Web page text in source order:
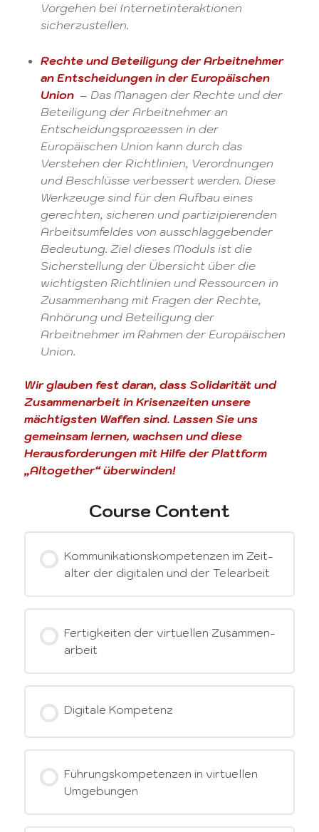
Vorgehen bei Internetinteraktionen
sicherzustellen.
Rechte und Beteiligung der Arbeitnehmer
an Entscheidungen in der Europäischen
Union – Das Managen der Rechte und der
Beteiligung der Arbeitnehmer an
Entscheidungsprozessen in der
Europäischen Union kann durch das
Verstehen der Richtlinien, Verordnungen
und Beschlüsse verbessert werden. Diese
Werkzeuge sind für den Aufbau eines
gerechten, sicheren und partizipierenden
Arbeitsumfeldes von ausschlaggebender
Bedeutung. Ziel dieses Moduls ist die
Sicherstellung der Übersicht über die
wichtigsten Richtlinien und Ressourcen in
Zusammenhang mit Fragen der Rechte,
Anhörung und Beteiligung der
Arbeitnehmer im Rahmen der Europäischen
Union.
Wir glauben fest daran, dass Solidarität und
Zusammenarbeit in Krisenzeiten unsere
mächtigsten Waffen sind. Lassen Sie uns
gemeinsam lernen, wachsen und diese
Herausforderungen mit Hilfe der Plattform
„Altogether“ überwinden!
Course Content
Kommunikationskompetenzen im Zeit-
alter der digitalen und der Telearbeit
Fertigkeiten der virtuellen Zusammen-
arbeit
Digitale Kompetenz
Führungskompetenzen in virtuellen
Umgebungen